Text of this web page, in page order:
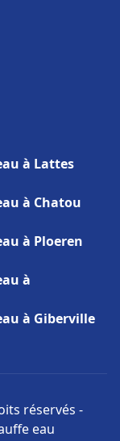
à Lattes
à Chatou
à Ploeren
à
à Giberville
réservés -
eau